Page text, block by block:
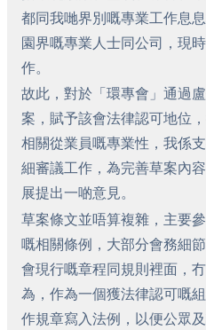
都同我哋界別嘅專業工作息
園界嘅專業人士同公司，現
作。
故此，對於「環專會」通過
案，賦予該會法律認可地位
相關從業員嘅專業性，我係
細審議工作，為完善草案內
展提出一啲意見。
草案條文並唔算複雜，主要
嘅相關條例，大部分會務細
會現行嘅章程同規則裡面，
為，作為一個獲法律認可嘅
作規章寫入法例，以便公眾